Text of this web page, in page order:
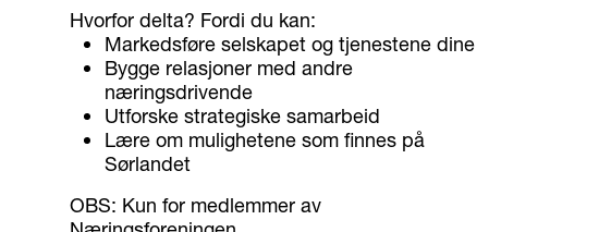
Hvorfor delta? Fordi du kan:
Markedsføre selskapet og tjenestene dine
Bygge relasjoner med andre
næringsdrivende
Utforske strategiske samarbeid
Lære om mulighetene som finnes på
Sørlandet
OBS: Kun for medlemmer av